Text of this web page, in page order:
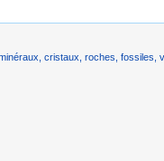
cristaux, roches, fossiles,